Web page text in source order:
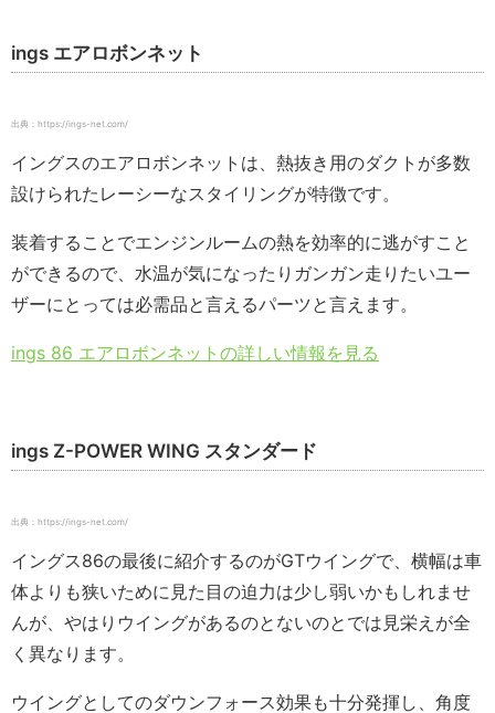
ings エアロボンネット
出典：https://ings-net.com/
イングスのエアロボンネットは、熱抜き用のダクトが多数
設けられたレーシーなスタイリングが特徴です。
装着することでエンジンルームの熱を効率的に逃がすこと
ができるので、水温が気になったりガンガン走りたいユー
ザーにとっては必需品と言えるパーツと言えます。
ings 86 エアロボンネットの詳しい情報を見る
ings Z-POWER WING スタンダード
出典：https://ings-net.com/
イングス86の最後に紹介するのがGTウイングで、横幅は車
体よりも狭いために見た目の迫力は少し弱いかもしれませ
んが、やはりウイングがあるのとないのとでは見栄えが全
く異なります。
ウイングとしてのダウンフォース効果も十分発揮し、角度